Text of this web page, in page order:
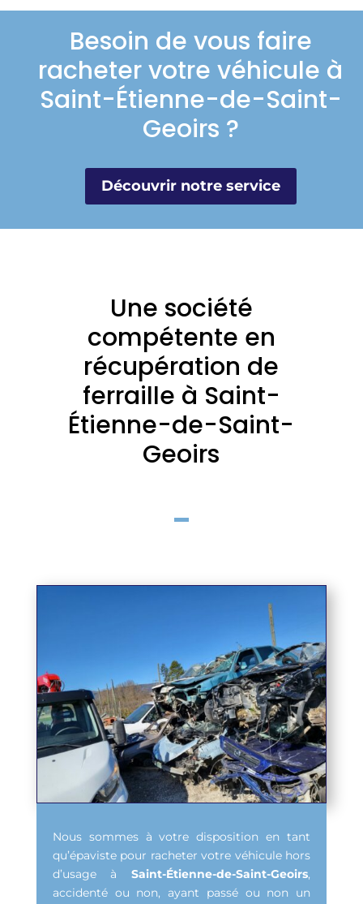
Besoin de vous faire
racheter votre véhicule à
Saint-Étienne-de-Saint-
Geoirs ?
Découvrir notre service
Une société
compétente en
récupération de
ferraille à Saint-
Étienne-de-Saint-
Geoirs
Nous sommes à votre disposition en tant
qu’épaviste pour racheter votre véhicule hors
d’usage àSaint-Étienne-de-Saint-Geoirs,
accidenté ou non, ayant passé ou non un